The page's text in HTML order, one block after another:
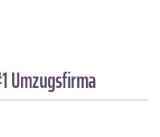
Umzugsfirma